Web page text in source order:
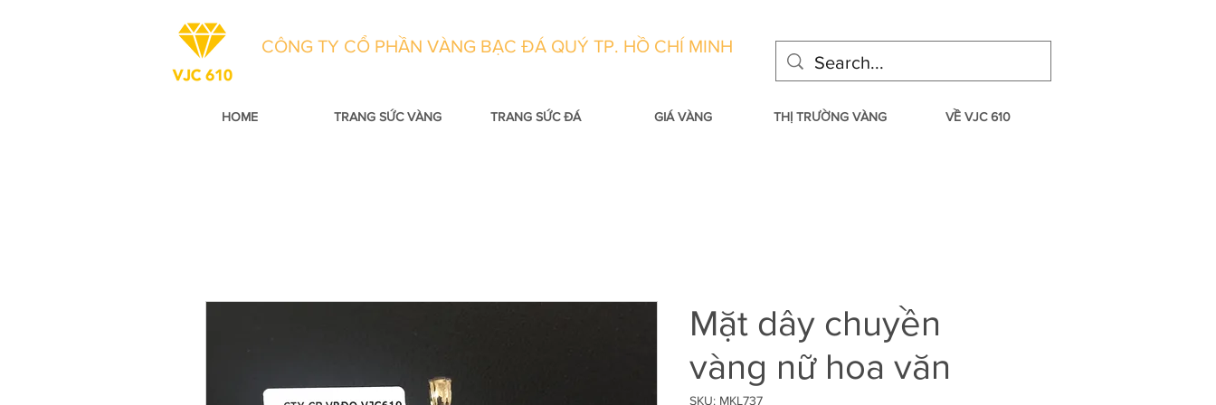
CÔNG TY CỔ PHẦN VÀNG BẠC ĐÁ QUÝ TP. HỒ CHÍ MINH
HOME TRANG SỨC VÀNG TRANG SỨC ĐÁ GIÁ VÀNG THỊ TRƯỜNG VÀNG VỀ VJC 610
Mặt dây chuyền
vàng nữ hoa văn
SKU: MKL737